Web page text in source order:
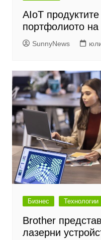
AIoT
портфолиото
SunnyNews
Бизнес Технологии
Brother
лазерни